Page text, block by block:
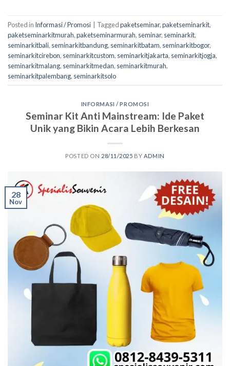
Posted in Informasi / Promosi Taggedpaketseminar,paketseminarkit,
paketseminarkitmurah,paketseminarmurah, seminar, seminarkit,
seminarkitbali, seminarkitbandung, seminarkitbatam, seminarkitbogor,
seminarkitcirebon, seminarkitcustom, seminarkitjakarta, seminarkitjogja,
seminarkitmalang, seminarkitmedan, seminarkitmurah,
seminarkitpalembang, seminarkitsolo
INFORMASI / PROMOSI
Seminar Kit Anti Mainstream: Ide Paket
Unik yang Bikin Acara Lebih Berkesan
POSTED ON 28/11/2025 BY ADMIN
28
Nov